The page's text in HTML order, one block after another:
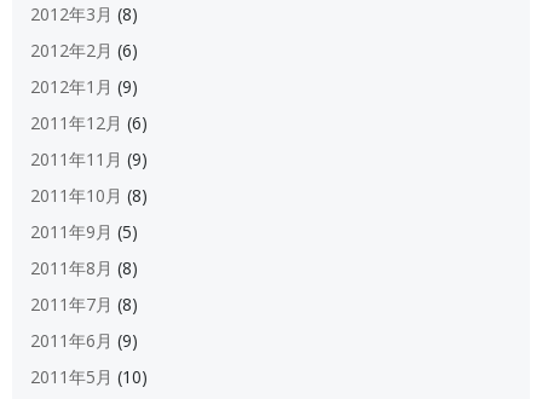
2012年3月 (8)
2012年2月 (6)
2012年1月 (9)
2011年12月 (6)
2011年11月 (9)
2011年10月 (8)
2011年9月 (5)
2011年8月 (8)
2011年7月 (8)
2011年6月 (9)
2011年5月 (10)